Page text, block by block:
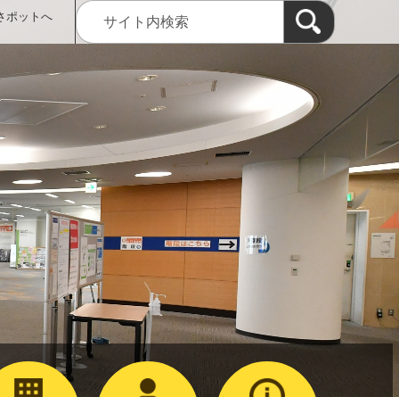
ポットへ